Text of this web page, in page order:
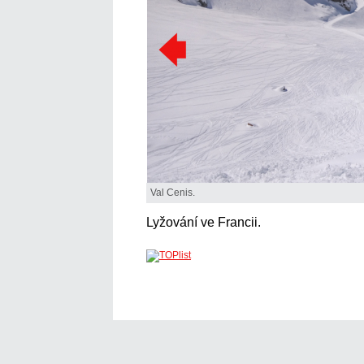
Val Cenis.
Lyžování ve Francii.